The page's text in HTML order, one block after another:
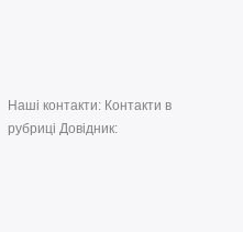
Наші контакти: Контакти в
рубриці Довідник: